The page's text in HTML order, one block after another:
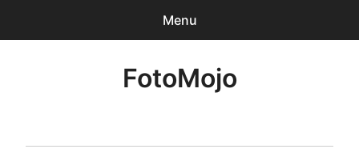
Menu
FotoMojo